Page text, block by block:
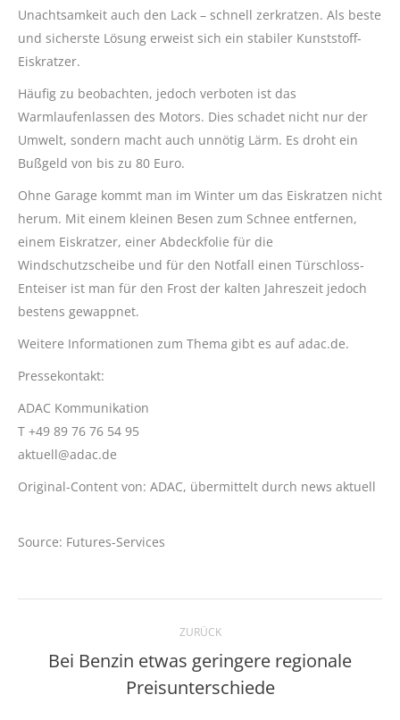
Unachtsamkeit auch den Lack – schnell zerkratzen. Als beste
und sicherste Lösung erweist sich ein stabiler Kunststoff-
Eiskratzer.
Häufig zu beobachten, jedoch verboten ist das
Warmlaufenlassen des Motors. Dies schadet nicht nur der
Umwelt, sondern macht auch unnötig Lärm. Es droht ein
Bußgeld von bis zu 80 Euro.
Ohne Garage kommt man im Winter um das Eiskratzen nicht
herum. Mit einem kleinen Besen zum Schnee entfernen,
einem Eiskratzer, einer Abdeckfolie für die
Windschutzscheibe und für den Notfall einen Türschloss-
Enteiser ist man für den Frost der kalten Jahreszeit jedoch
bestens gewappnet.
Weitere Informationen zum Thema gibt es auf adac.de.
Pressekontakt:
ADAC Kommunikation
T +49 89 76 76 54 95
aktuell@adac.de
Original-Content von: ADAC, übermittelt durch news aktuell
Source: Futures-Services
Kommentarnavigation
ZURÜCK
Vorheriger
Beitrag:
Bei Benzin etwas geringere regionale
Preisunterschiede